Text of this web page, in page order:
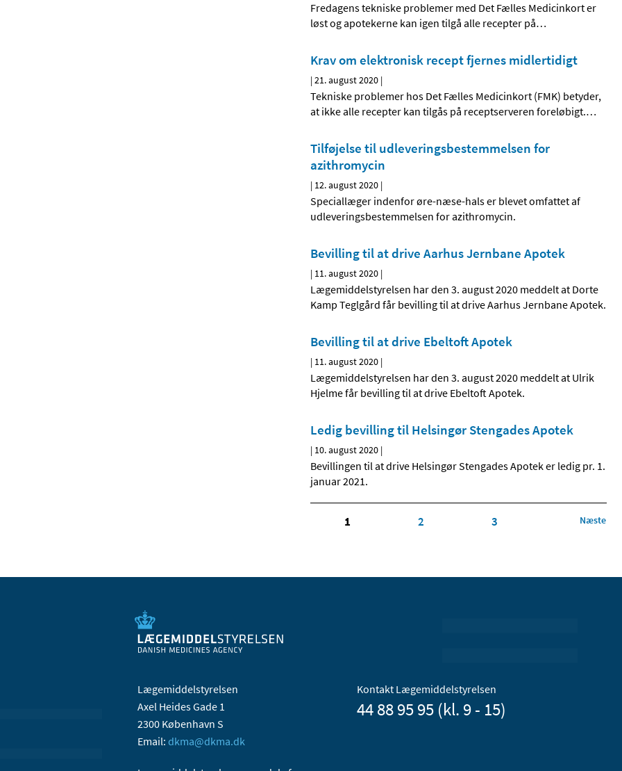
Fredagens tekniske problemer med Det Fælles Medicinkort er
løst og apotekerne kan igen tilgå alle recepter på…
Krav om elektronisk recept fjernes midlertidigt
|21. august 2020 |
Tekniske problemer hos Det Fælles Medicinkort (FMK) betyder,
at ikke alle recepter kan tilgås på receptserveren foreløbigt.…
Tilføjelse til udleveringsbestemmelsen for
azithromycin
| 12. august 2020 |
Speciallæger indenfor øre-næse-hals er blevet omfattet af
udleveringsbestemmelsen for azithromycin.
Bevilling til at drive Aarhus Jernbane Apotek
| 11. august 2020 |
Lægemiddelstyrelsen har den 3. august 2020 meddelt at Dorte
Kamp Teglgård får bevilling til at drive Aarhus Jernbane Apotek.
Bevilling til at drive Ebeltoft Apotek
| 11. august 2020 |
Lægemiddelstyrelsen har den 3. august 2020 meddelt at Ulrik
Hjelme får bevilling til at drive Ebeltoft Apotek.
Ledig bevilling til Helsingør Stengades Apotek
| 10. august 2020 |
Bevillingen til at drive Helsingør Stengades Apotek er ledig pr. 1.
januar 2021.
1 2 3 Næste
Lægemiddelstyrelsen
Axel Heides Gade 1
2300 København S
Email: dkma@dkma.dk
Kontakt Lægemiddelstyrelsen
44 88 95 95 (kl. 9 - 15)